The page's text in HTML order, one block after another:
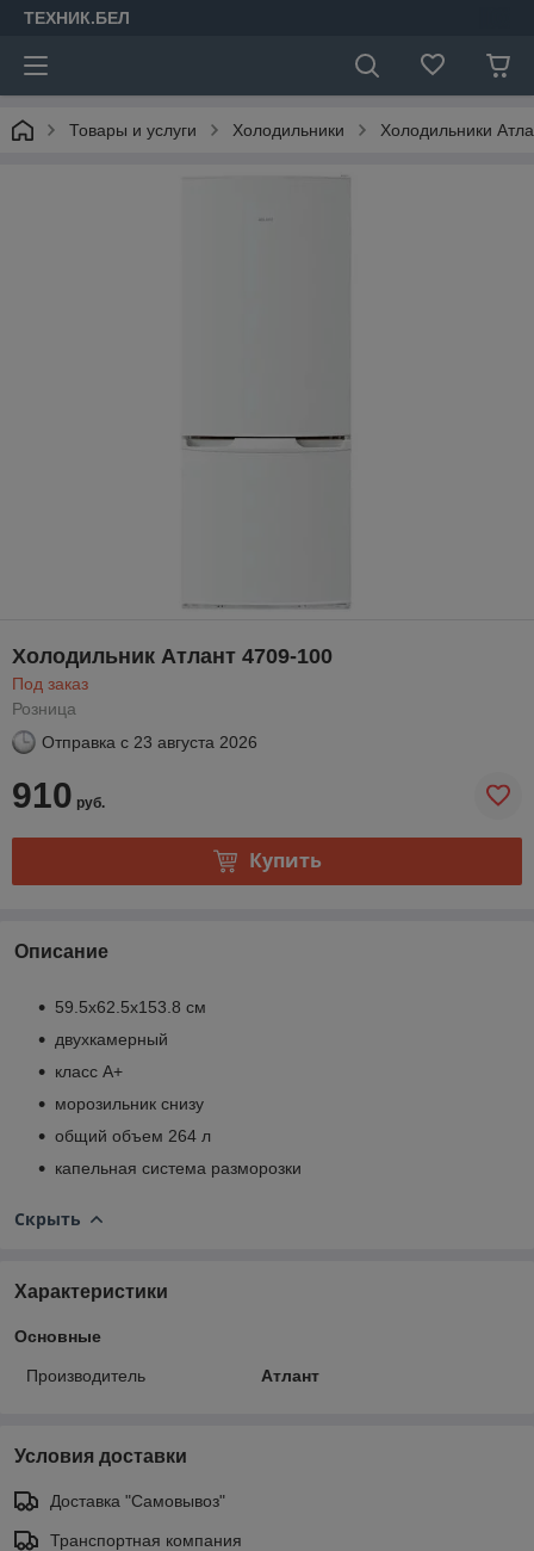
ТЕХНИК.БЕЛ
Товары и услуги Холодильники Холодильники
Холодильник Атлант 4709-100
Под заказ
Розница
Отправка с 23 августа 2026
910 руб.
Купить
Описание
59.5x62.5x153.8 см
двухкамерный
класс A+
морозильник снизу
общий объем 264 л
капельная система разморозки
Скрыть
Характеристики
Основные
Производитель Атлант
Условия доставки
Доставка "Самовывоз"
Транспортная компания